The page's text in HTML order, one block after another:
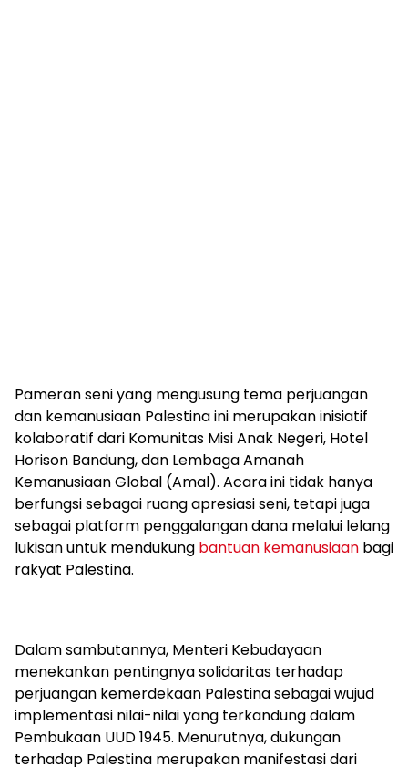
Pameran seni yang mengusung tema perjuangan
dan kemanusiaan Palestina ini merupakan inisiatif
kolaboratif dari Komunitas Misi Anak Negeri, Hotel
Horison Bandung, dan Lembaga Amanah
Kemanusiaan Global (Amal). Acara ini tidak hanya
berfungsi sebagai ruang apresiasi seni, tetapi juga
sebagai platform penggalangan dana melalui lelang
lukisan untuk mendukung bantuan kemanusiaan bagi
rakyat Palestina.
Dalam sambutannya, Menteri Kebudayaan
menekankan pentingnya solidaritas terhadap
perjuangan kemerdekaan Palestina sebagai wujud
implementasi nilai-nilai yang terkandung dalam
Pembukaan UUD 1945. Menurutnya, dukungan
terhadap Palestina merupakan manifestasi dari